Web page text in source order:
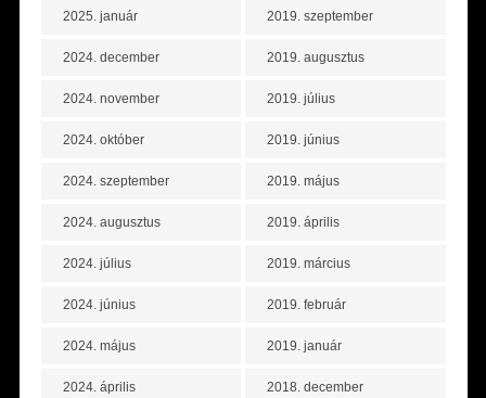
2025. január
2024. december
2024. november
2024. október
2024. szeptember
2024. augusztus
2024. július
2024. június
2024. május
2024. április
2019. szeptember
2019. augusztus
2019. július
2019. június
2019. május
2019. április
2019. március
2019. február
2019. január
2018. december